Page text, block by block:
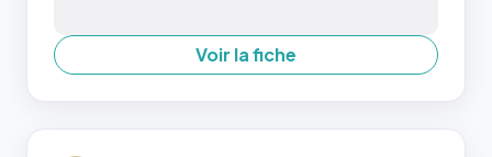
Voir la fiche